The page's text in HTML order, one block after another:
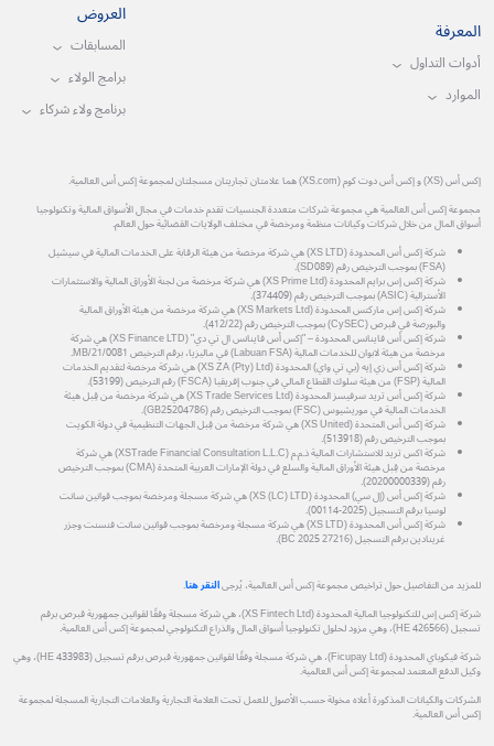
المعرفة
أدوات التداول
الموارد
العروض
المسابقات
برامج الولاء
برنامج ولاء شركاء
إكس أس (XS) و إكس أس دوت كوم (XS.com) هما علامتان تجاريتان مسجلتان لمجموعة إكس أس العالمية.
مجموعة إكس أس العالمية هي مجموعة شركات متعددة الجنسيات تقدم خدمات في مجال الأسواق المالية وتكنولوجيا
أسواق المال من خلال شركات وكيانات منظمة ومرخصة في مختلف الولايات القضائية حول العالم.
شركة إكس أس المحدودة (XS LTD) هي شركة مرخصة من هيئة الرقابة على الخدمات المالية في سيشيل
(FSA) بموجب الترخيص رقم (SD089).
شركة إكس إس برايم المحدودة (XS Prime Ltd) هي شركة مرخصة من لجنة الأوراق المالية والاستثمارات
الأسترالية (ASIC) بموجب الترخيص رقم (374409).
شركة إكس إس ماركتس المحدودة (XS Markets Ltd) هي شركة مرخصة من هيئة الأوراق المالية
والبورصة في قبرص (CySEC) بموجب الترخيص رقم (412/22).
شركة إكس أس فاينانس المحدودة – "إكس أس فاينانس ال تي دي" (XS Finance LTD) هي شركة
مرخصة من هيئة لابوان للخدمات المالية (Labuan FSA) في ماليزيا، برقم الترخيص MB/21/0081.
شركة إكس أس زي إيه (بي تي واي) المحدودة (XS ZA (Pty) Ltd) هي شركة مرخصة لتقديم الخدمات
المالية (FSP) من هيئة سلوك القطاع المالي في جنوب إفريقيا (FSCA) رقم الترخيص (53199).
شركة إكس أس تريد سرفيسز المحدودة (XS Trade Services Ltd) هي شركة مرخصة من قِبل هيئة
الخدمات المالية في موريشيوس (FSC) بموجب الترخيص رقم (GB25204786).
شركة إكس أس المتحدة (XS United) هي شركة مرخصة من قِبل الجهات التنظيمية في دولة الكويت
بموجب الترخيص رقم (513918).
شركة اكس تريد للاستشارات المالية ذ.م.م (XSTrade Financial Consultation L.L.C) هي شركة
مرخصة من قِبل هيئة الأوراق المالية والسلع في دولة الإمارات العربية المتحدة (CMA) بموجب الترخيص
رقم (20200000339).
شركة إكس أس (إل سي) المحدودة (XS (LC) LTD) هي شركة مسجلة ومرخصة بموجب قوانين سانت
لوسيا برقم التسجيل (2025-00114).
شركة إكس أس المحدودة (XS LTD) هي شركة مسجلة ومرخصة بموجب قوانين سانت فنسنت وجزر
غرينادين برقم التسجيل (27216 BC 2025).
للمزيد من التفاصيل حول تراخيص مجموعة إكس أس العالمية، يُرجىالنقر هنا.
شركة إكس إس للتكنولوجيا المالية المحدودة (XS Fintech Ltd)، هي شركة مسجلة وفقًا لقوانين جمهورية قبرص برقم
تسجيل (HE 426566)، وهي مزود لحلول تكنولوجيا أسواق المال والذراع التكنولوجي لمجموعة إكس أس العالمية.
شركة فيكوباي المحدودة (Ficupay Ltd)، هي شركة مسجلة وفقًا لقوانين جمهورية قبرص برقم تسجيل (HE 433983)، وهي
وكيل الدفع المعتمد لمجموعة إكس أس العالمية.
الشركات والكيانات المذكورة أعلاه مخولة حسب الأصول للعمل تحت العلامة التجارية والعلامات التجارية المسجلة لمجموعة
إكس أس العالمية.